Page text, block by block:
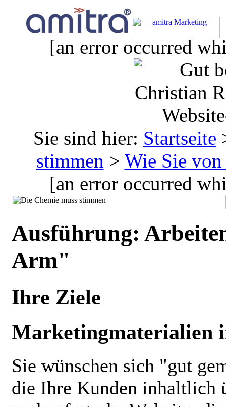
[an error occurred
Sie sind hier: Startseite
stimmen > Wie Sie
[an error occurred
Ausführung:
Arm"
Ihre Ziele
Marketingmaterialien
Sie wünschen sich "gut
die Ihre Kunden inhaltlich